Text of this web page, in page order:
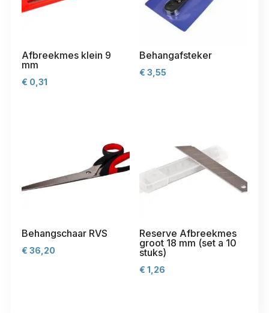
Afbreekmes klein 9
mm
€ 0,31
Behangafsteker
€ 3,55
Behangschaar RVS
€ 36,20
Reserve Afbreekmes
groot 18 mm (set a 10
stuks)
€ 1,26